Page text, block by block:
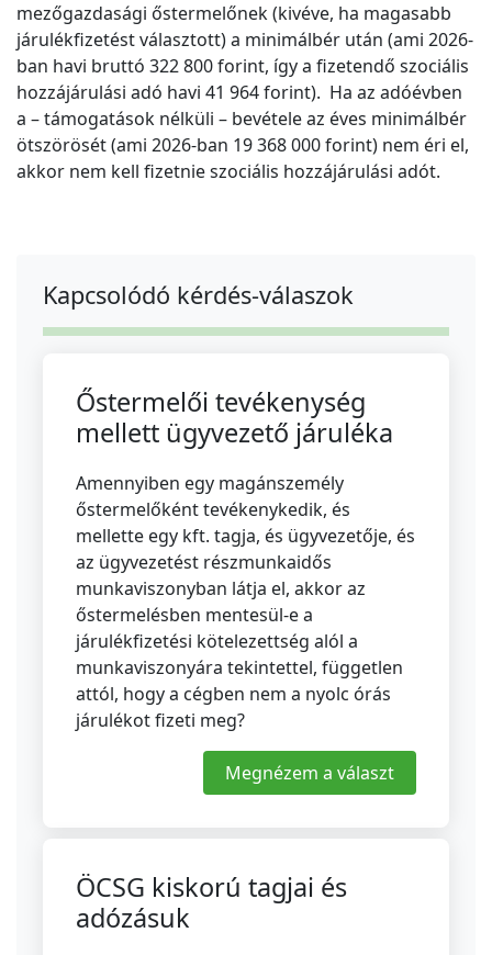
mezőgazdasági őstermelőnek (kivéve, ha magasabb
járulékfizetést választott) a minimálbér után (ami 2026-
ban havi bruttó 322 800 forint, így a fizetendő szociális
hozzájárulási adó havi 41 964 forint). Ha az adóévben
a – támogatások nélküli – bevétele az éves minimálbér
ötszörösét (ami 2026-ban 19 368 000 forint) nem éri el,
akkor nem kell fizetnie szociális hozzájárulási adót.
Kapcsolódó kérdés-válaszok
Őstermelői tevékenység
mellett ügyvezető járuléka
Amennyiben egy magánszemély
őstermelőként tevékenykedik, és
mellette egy kft. tagja, és ügyvezetője, és
az ügyvezetést részmunkaidős
munkaviszonyban látja el, akkor az
őstermelésben mentesül-e a
járulékfizetési kötelezettség alól a
munkaviszonyára tekintettel, független
attól, hogy a cégben nem a nyolc órás
járulékot fizeti meg?
Megnézem a választ
ÖCSG kiskorú tagjai és
adózásuk